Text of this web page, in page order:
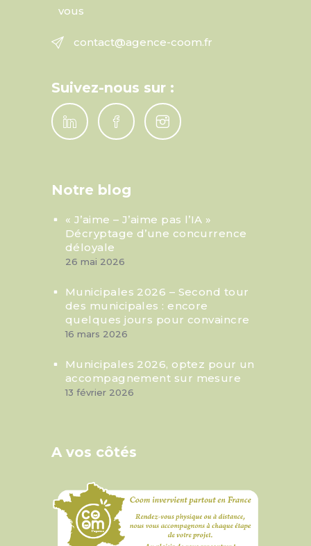
vous
contact@agence-coom.fr
Suivez-nous sur :
Notre blog
« J’aime – J’aime pas l’IA »
Décryptage d’une concurrence
déloyale
26 mai 2026
Municipales 2026 – Second tour
des municipales : encore
quelques jours pour convaincre
16 mars 2026
Municipales 2026, optez pour un
accompagnement sur mesure
13 février 2026
A vos côtés